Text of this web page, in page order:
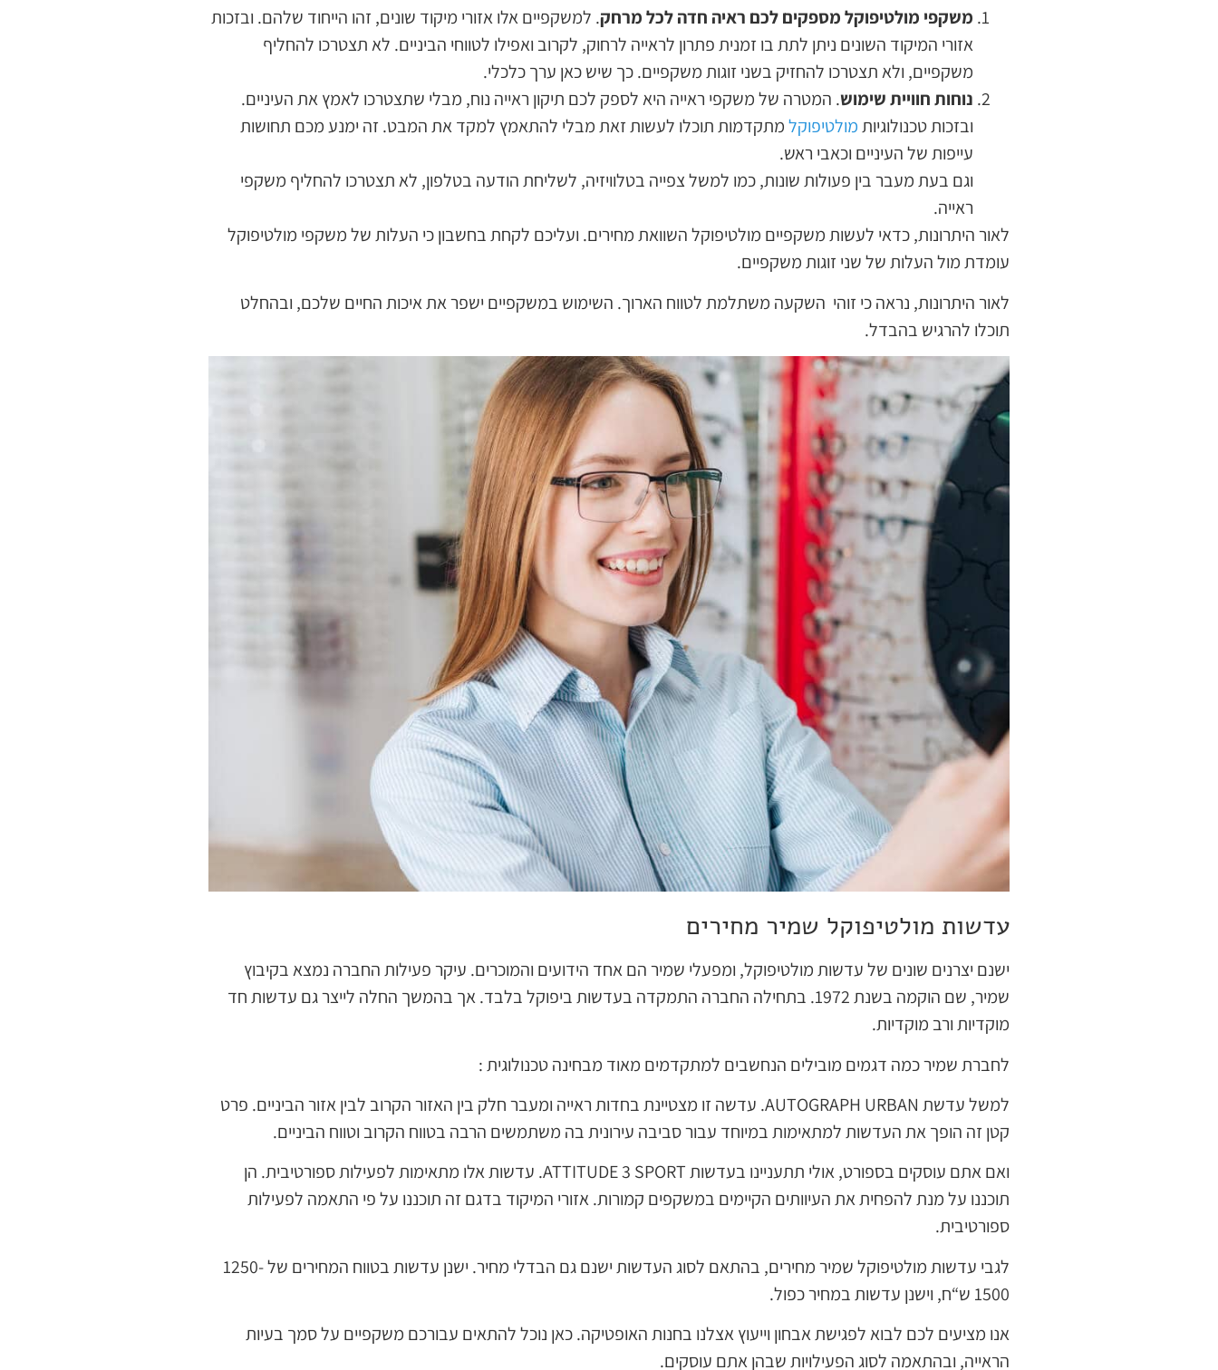
משקפי מולטיפוקל מספקים לכם ראיה חדה לכל מרחק. למשקפיים אלו אזורי מיקוד שונים, זהו הייחוד שלהם. ובזכות
אזורי המיקוד השונים ניתן לתת בו זמנית פתרון לראייה לרחוק, לקרוב ואפילו לטווחי הביניים. לא תצטרכו להחליף
משקפיים, ולא תצטרכו להחזיק בשני זוגות משקפיים. כך שיש כאן ערך כלכלי.
נוחות חוויית שימוש. המטרה של משקפי ראייה היא לספק לכם תיקון ראייה נוח, מבלי שתצטרכו לאמץ את העיניים.
ובזכות טכנולוגיותמולטיפוקלמתקדמות תוכלו לעשות זאת מבלי להתאמץ למקד את המבט. זה ימנע מכם תחושות
עייפות של העיניים וכאבי ראש.
וגם בעת מעבר בין פעולות שונות, כמו למשל צפייה בטלוויזיה, לשליחת הודעה בטלפון, לא תצטרכו להחליף משקפי
ראייה.
לאור היתרונות, כדאי לעשות משקפיים מולטיפוקל השוואת מחירים. ועליכם לקחת בחשבון כי העלות של משקפי מולטיפוקל
עומדת מול העלות של שני זוגות משקפיים.
לאור היתרונות, נראה כי זוהי השקעה משתלמת לטווח הארוך. השימוש במשקפיים ישפר את איכות החיים שלכם, ובהחלט
תוכלו להרגיש בהבדל.
עדשות מולטיפוקל שמיר מחירים
ישנם יצרנים שונים של עדשות מולטיפוקל, ומפעלי שמיר הם אחד הידועים והמוכרים. עיקר פעילות החברה נמצא בקיבוץ
שמיר, שם הוקמה בשנת 1972. בתחילה החברה התמקדה בעדשות ביפוקל בלבד. אך בהמשך החלה לייצר גם עדשות חד
מוקדיות ורב מוקדיות.
לחברת שמיר כמה דגמים מובילים הנחשבים למתקדמים מאוד מבחינה טכנולוגית :
למשל עדשת AUTOGRAPH URBAN. עדשה זו מצטיינת בחדות ראייה ומעבר חלק בין האזור הקרוב לבין אזור הביניים. פרט
קטן זה הופך את העדשות למתאימות במיוחד עבור סביבה עירונית בה משתמשים הרבה בטווח הקרוב וטווח הביניים.
ואם אתם עוסקים בספורט, אולי תתעניינו בעדשות ATTITUDE 3 SPORT. עדשות אלו מתאימות לפעילות ספורטיבית. הן
תוכננו על מנת להפחית את העיוותים הקיימים במשקפים קמורות. אזורי המיקוד בדגם זה תוכננו על פי התאמה לפעילות
ספורטיבית.
לגבי עדשות מולטיפוקל שמיר מחירים, בהתאם לסוג העדשות ישנם גם הבדלי מחיר. ישנן עדשות בטווח המחירים של 1250-
1500 ש“ח, וישנן עדשות במחיר כפול.
אנו מציעים לכם לבוא לפגישת אבחון וייעוץ אצלנו בחנות האופטיקה. כאן נוכל להתאים עבורכם משקפיים על סמך בעיות
הראייה, ובהתאמה לסוג הפעילויות שבהן אתם עוסקים.